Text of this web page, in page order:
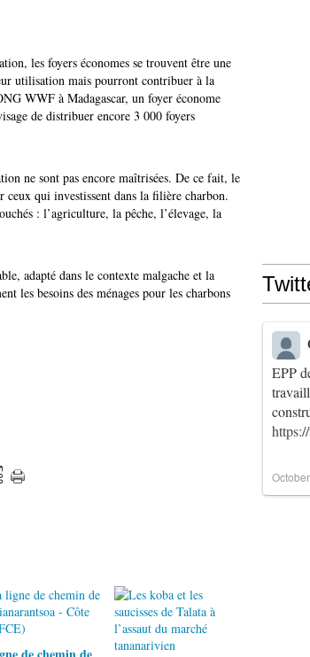
les foyers économes se trouvent être une
utilisation mais pourront contribuer à la
WWF à Madagascar, un foyer économe
de distribuer encore 3 000 foyers
ne sont pas encore maîtrisées. De ce fait, le
ceux qui investissent dans la filière charbon.
: l’agriculture, la pêche, l’élevage, la
adapté dans le contexte malgache et la
les besoins des ménages pour les charbons
EPP